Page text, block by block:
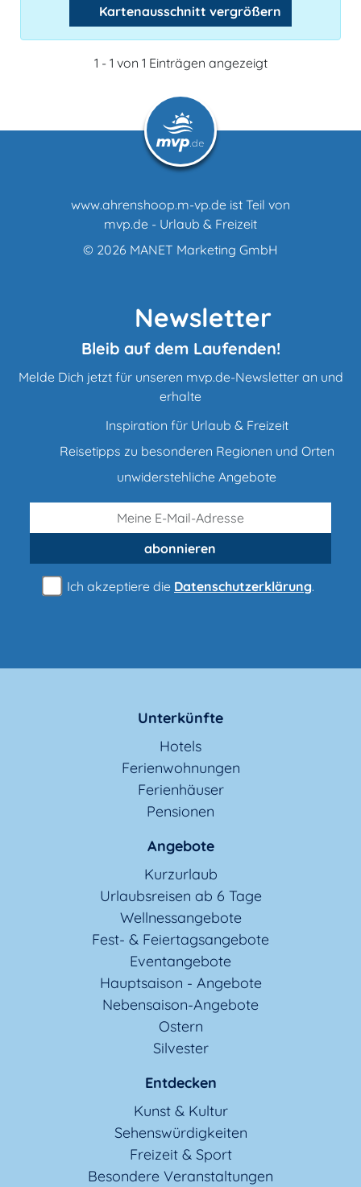
Kartenausschnitt vergrößern
1 - 1 von 1 Einträgen angezeigt
www.ahrenshoop.m-vp.de ist Teil von
mvp.de - Urlaub & Freizeit
© 2026 MANET Marketing GmbH
Newsletter
Bleib auf dem Laufenden!
Melde Dich jetzt für unseren mvp.de-Newsletter an und
erhalte
Inspiration für Urlaub & Freizeit
Reisetipps zu besonderen Regionen und Orten
unwiderstehliche Angebote
abonnieren
Ich akzeptiere die Datenschutzerklärung.
Unterkünfte
Hotels
Ferienwohnungen
Ferienhäuser
Pensionen
Angebote
Kurzurlaub
Urlaubsreisen ab 6 Tage
Wellnessangebote
Fest- & Feiertagsangebote
Eventangebote
Hauptsaison - Angebote
Nebensaison-Angebote
Ostern
Silvester
Entdecken
Kunst & Kultur
Sehenswürdigkeiten
Freizeit & Sport
Besondere Veranstaltungen